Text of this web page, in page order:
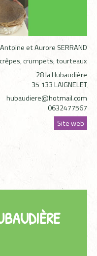
Antoine et Aurore SERRAND
crumpets, tourteaux
28 la Hubaudière
35 133 LAIGNELET
hubaudiere@hotmail.com
0632477567
Site web